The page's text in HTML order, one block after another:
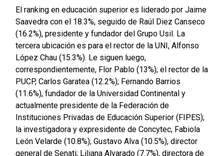
El ranking en educación superior es liderado por Jaime
Saavedra con el 18.3%, seguido de Raúl Diez Canseco
(16.2%), presidente y fundador del Grupo Usil. La
tercera ubicación es para el rector de la UNI, Alfonso
López Chau (15.3%). Le siguen luego,
correspondientemente, Flor Pablo (13%); el rector de la
PUCP, Carlos Garatea (12.2%); Fernando Barrios
(11.6%), fundador de la Universidad Continental y
actualmente presidente de la Federación de
Instituciones Privadas de Educación Superior (FIPES);
la investigadora y expresidente de Concytec, Fabiola
León Velarde (10.8%); Gustavo Alva (10.5%), director
general de Senati; Liliana Alvarado (7.7%), directora de